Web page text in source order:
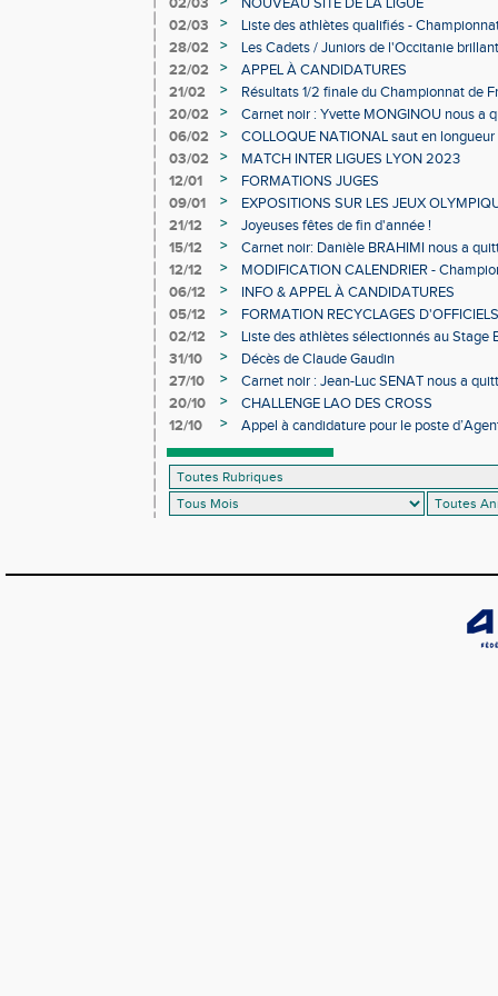
02/03
>
Liste des athlètes qualifiés -
Individuels en salle
28/02 >
Les Cadets / Juniors de l'Occitanie
22/02
>
APPEL À CANDIDATURES
21/02
>
Résultats 1/2 finale du Championnat de
20/02
>
Carnet noir : Yvette MONGINOU nous a
06/02
>
COLLOQUE NATIONAL saut en
03/02
>
MATCH INTER LIGUES LYON 2023
12/01
>
FORMATIONS JUGES
09/01
>
EXPOSITIONS SUR LES JEUX
21/12
>
Joyeuses fêtes de fin d'année !
15/12
>
Carnet noir: Danièle BRAHIMI nous a
12/12
>
MODIFICATION CALENDRIER -
06/12
>
INFO & APPEL À CANDIDATURES
05/12
>
FORMATION RECYCLAGES D'OFFICIELS
02/12
>
Liste des athlètes sélectionnés au Stage
31/10
>
Décès de Claude Gaudin
27/10
>
Carnet noir : Jean-Luc SENAT nous a
20/10
>
CHALLENGE LAO DES CROSS
12/10
>
Appel à candidature pour le poste